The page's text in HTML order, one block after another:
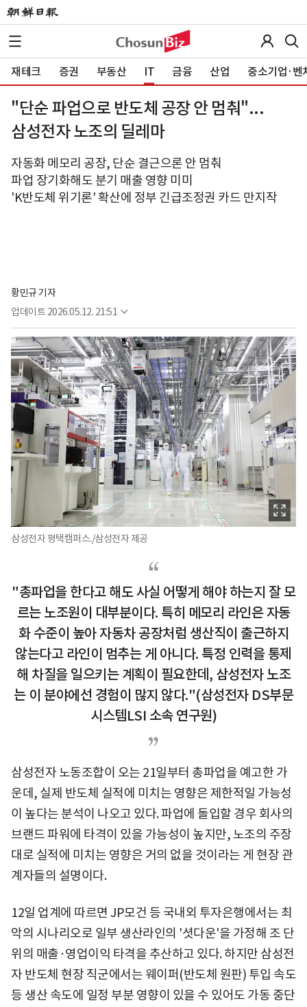
재테크 증권 부동산 IT 금융 산업 중소기업·벤
"단순 파업으로 반도체 공장 안 멈춰"...
삼성전자 노조의 딜레마
자동화 메모리 공장, 단순 결근으론 안 멈춰
파업 장기화해도 분기 매출 영향 미미
'K반도체 위기론' 확산에 정부 긴급조정권 카드 만지작
황민규 기자
업데이트 2026.05.12. 21:51
삼성전자 평택캠퍼스./삼성전자 제공
"총파업을 한다고 해도 사실 어떻게 해야 하는지 잘 모
르는 노조원이 대부분이다. 특히 메모리 라인은 자동
화 수준이 높아 자동차 공장처럼 생산직이 출근하지
않는다고 라인이 멈추는 게 아니다. 특정 인력을 통제
해 차질을 일으키는 계획이 필요한데, 삼성전자 노조
는 이 분야에선 경험이 많지 않다."(삼성전자 DS부문
시스템LSI 소속 연구원)
삼성전자 노동조합이 오는 21일부터 총파업을 예고한 가
운데, 실제 반도체 실적에 미치는 영향은 제한적일 가능성
이 높다는 분석이 나오고 있다. 파업에 돌입할 경우 회사의
브랜드 파워에 타격이 있을 가능성이 높지만, 노조의 주장
대로 실적에 미치는 영향은 거의 없을 것이라는 게 현장 관
계자들의 설명이다.
12일 업계에 따르면 JP모건 등 국내외 투자은행에서는 최
악의 시나리오로 일부 생산라인의 '셧다운'을 가정해 조 단
위의 매출·영업이익 타격을 추산하고 있다. 하지만 삼성전
자 반도체 현장 직군에서는 웨이퍼(반도체 원판) 투입 속도
등 생산 속도에 일정 부분 영향이 있을 수 있어도 가동 중단